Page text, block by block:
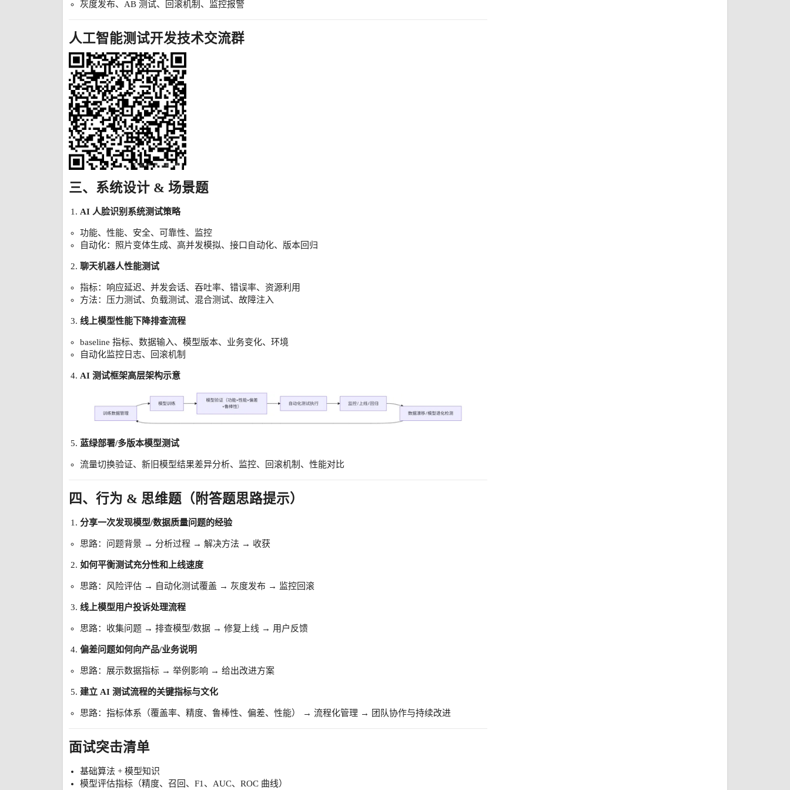
灰度发布、AB 测试、回滚机制、监控报警
人工智能测试开发技术交流群
三、系统设计 & 场景题
AI 人脸识别系统测试策略
功能、性能、安全、可靠性、监控
自动化：照片变体生成、高并发模拟、接口自动化、版本回归
聊天机器人性能测试
指标：响应延迟、并发会话、吞吐率、错误率、资源利用
方法：压力测试、负载测试、混合测试、故障注入
线上模型性能下降排查流程
baseline 指标、数据输入、模型版本、业务变化、环境
自动化监控日志、回滚机制
AI 测试框架高层架构示意
蓝绿部署/多版本模型测试
流量切换验证、新旧模型结果差异分析、监控、回滚机制、性能对比
四、行为 & 思维题（附答题思路提示）
分享一次发现模型/数据质量问题的经验
思路：问题背景 → 分析过程 → 解决方法 → 收获
如何平衡测试充分性和上线速度
思路：风险评估 → 自动化测试覆盖 → 灰度发布 → 监控回滚
线上模型用户投诉处理流程
思路：收集问题 → 排查模型/数据 → 修复上线 → 用户反馈
偏差问题如何向产品/业务说明
思路：展示数据指标 → 举例影响 → 给出改进方案
建立 AI 测试流程的关键指标与文化
思路：指标体系（覆盖率、精度、鲁棒性、偏差、性能） → 流程化管理 → 团队协作与持续改进
面试突击清单
基础算法 + 模型知识
模型评估指标（精度、召回、F1、AUC、ROC 曲线）